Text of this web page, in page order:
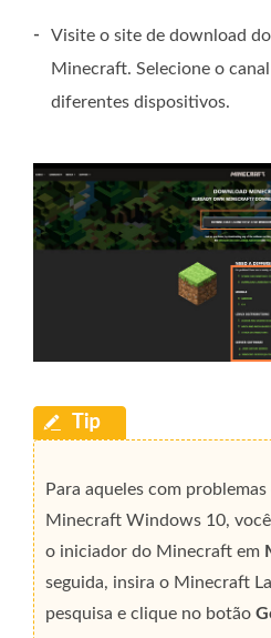
-
Visite o site de download
Minecraft. Selecione o
diferentes dispositivos.
Para aqueles com
Minecraft Windows 10,
o iniciador do Minecraft em
seguida, insira o Minecraft
pesquisa e clique no botão